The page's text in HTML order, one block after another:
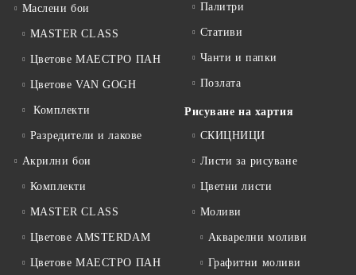
Маслени бои
MASTER CLASS
Цветове МАЕСТРО ПАН
Цветове VAN GOGH
Комплекти
Разредители и лакове
Акрилни бои
Комплекти
MASTER CLASS
Цветове AMSTERDAM
Цветове МАЕСТРО ПАН
Палитри
Стативи
Чанти и папки
Позлата
Рисуване на хартия
СКИЦНИЦИ
Листи за рисуване
Цветни листи
Моливи
Акварелни моливи
Графитни моливи